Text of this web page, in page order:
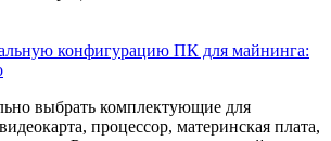
конфигурацию ПК для майнинга:
выбрать комплектующие для
процессор, материнская плата,